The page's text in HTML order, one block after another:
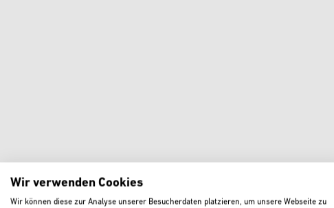
Wir verwenden Cookies
Wir können diese zur Analyse unserer Besucherdaten platzieren, um unsere Webseite zu